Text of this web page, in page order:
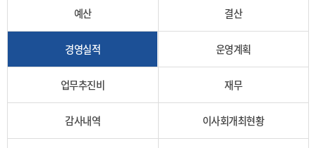
예산 결산
경영실적 운영계획
업무추진비 재무
감사내역 이사회개최현황